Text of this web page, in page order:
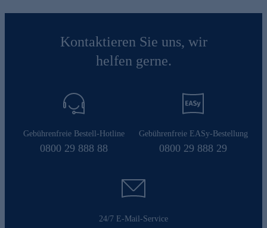
Kontaktieren Sie uns, wir
helfen gerne.
Gebührenfreie Bestell-Hotline
0800 29 888 88
Gebührenfreie EASy-Bestellung
0800 29 888 29
24/7 E-Mail-Service